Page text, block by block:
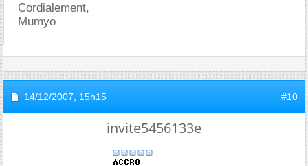
Cordialement,
Mumyo
14/12/2007, 15h15 #10
invite5456133e